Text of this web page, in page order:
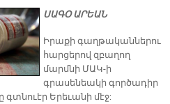
ՍԱԳՕ ԱՐԵԱՆ
Իրաքի գաղթականներու
հարցերով զբաղող
մարմնի ՄԱԿ-ի
գրասենեակի գործադիր
գտնուէր Երեւանի մէջ: